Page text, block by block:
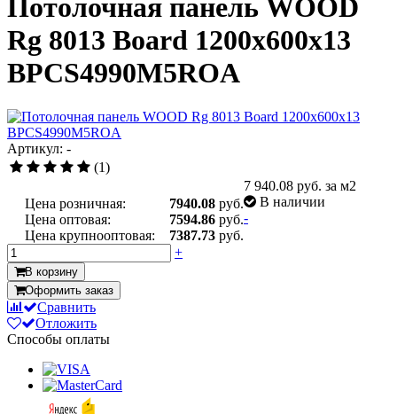
Потолочная панель WOOD
Rg 8013 Board 1200x600x13
BPCS4990M5ROA
Артикул: -
(1)
Цена розничная: 7940.08 руб.
Цена оптовая:
7594.86 руб.
Цена крупнооптовая:
7387.73 руб.
7 940.08 руб. за м2
В наличии
-
+
В корзину
Оформить заказ
Сравнить
Отложить
Способы оплаты